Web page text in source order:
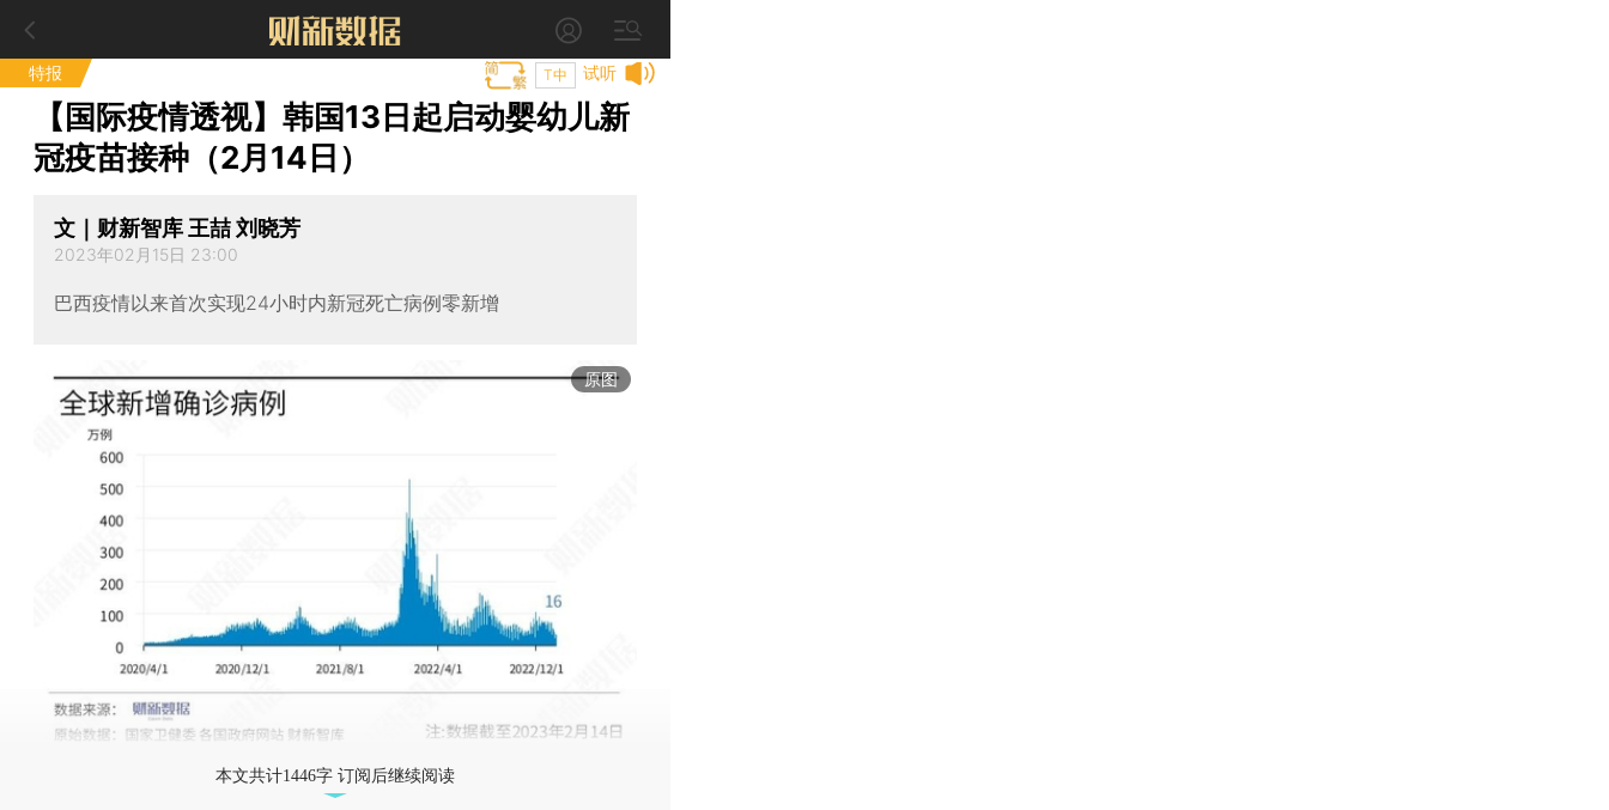
特报 试听
T中
【国际疫情透视】韩国13日起启动婴幼儿新
冠疫苗接种（2月14日）
文｜财新智库 王喆 刘晓芳
2023年02月15日 23:00
巴西疫情以来首次实现24小时内新冠死亡病例零新增
原图
本文共计1446字 订阅后继续阅读